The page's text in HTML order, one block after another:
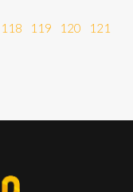
118 119 120
121